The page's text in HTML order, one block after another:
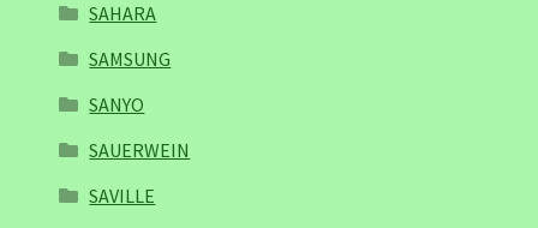
SAHARA
SAMSUNG
SANYO
SAUERWEIN
SAVILLE